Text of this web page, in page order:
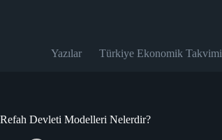
Yazılar Türkiye Ekonomik Takvimi
Refah Devleti Modelleri Nelerdir?